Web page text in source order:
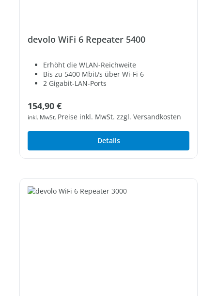
devolo WiFi 6 Repeater 5400
Erhöht die WLAN-Reichweite
Bis zu 5400 Mbit/s über Wi-Fi 6
2 Gigabit-LAN-Ports
Regulärer Preis:
154,90 €
inkl. MwSt. Preise inkl. MwSt. zzgl. Versandkosten
Details